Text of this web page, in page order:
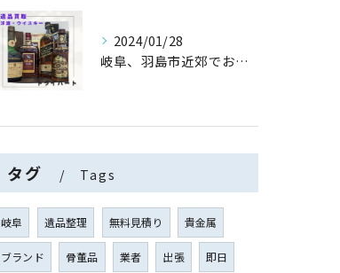
2024/01/28
岐阜、羽島市近郊でお酒/洋酒/ウイスキーの遺品整理・買取なら...
タグ Tags
岐阜 遺品整理 無料見積り 貴金属
ブランド 骨董品 業者 出張 即日